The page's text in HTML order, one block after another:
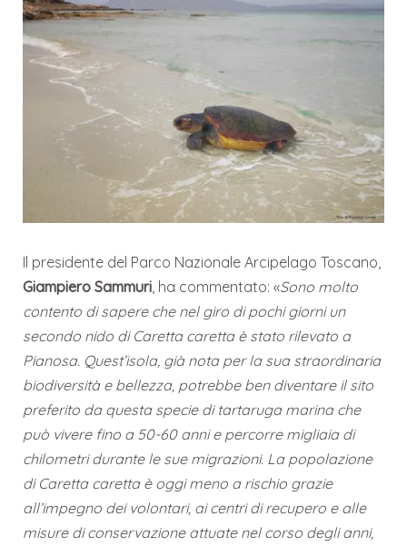
Il presidente del Parco Nazionale Arcipelago Toscano,
Giampiero Sammuri, ha commentato: «Sono molto
contento di sapere che nel giro di pochi giorni un
secondo nido di Caretta caretta è stato rilevato a
Pianosa. Quest’isola, già nota per la sua straordinaria
biodiversità e bellezza, potrebbe ben diventare il sito
preferito da questa specie di tartaruga marina che
può vivere fino a 50-60 anni e percorre migliaia di
chilometri durante le sue migrazioni. La popolazione
di Caretta caretta è oggi meno a rischio grazie
all’impegno dei volontari, ai centri di recupero e alle
misure di conservazione attuate nel corso degli anni,